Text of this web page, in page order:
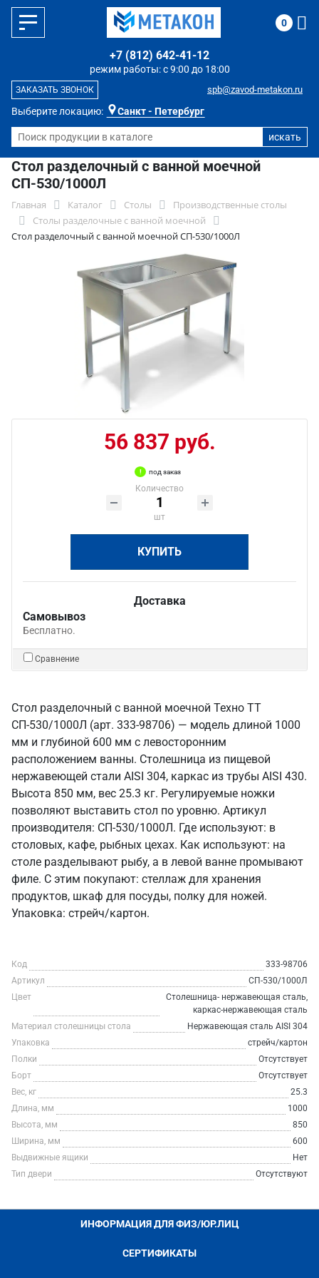
Выберите локацию: Санкт - Петербург
режим работы: с 9:00 до 18:00
+7 (812) 642-41-12
spb@zavod-metakon.ru
ЗАКАЗАТЬ ЗВОНОК
0
Стол разделочный с ванной моечной
СП-530/1000Л
Главная Каталог Столы
Производственные столы
Столы разделочные с ванной моечной
Стол разделочный с ванной моечной СП-530/1000Л
56 837 руб.
под заказ
Количество
шт
КУПИТЬ
Доставка
Самовывоз
Бесплатно.
Сравнение
Стол разделочный с ванной моечной Техно ТТ
СП-530/1000Л (арт. 333-98706) — модель длиной 1000
мм и глубиной 600 мм с левосторонним
расположением ванны. Столешница из пищевой
нержавеющей стали AISI 304, каркас из трубы AISI 430.
Высота 850 мм, вес 25.3 кг. Регулируемые ножки
позволяют выставить стол по уровню. Артикул
производителя: СП-530/1000Л. Где используют: в
столовых, кафе, рыбных цехах. Как используют: на
столе разделывают рыбу, а в левой ванне промывают
филе. С этим покупают: стеллаж для хранения
продуктов, шкаф для посуды, полку для ножей.
Упаковка: стрейч/картон.
Код
333-98706
Артикул
СП-530/1000Л
Цвет
Столешница- нержавеющая сталь,
каркас-нержавеющая сталь
Материал столешницы стола
Нержавеющая сталь AISI 304
Упаковка
стрейч/картон
Полки
Отсутствует
Борт
Отсутствует
Вес, кг
25.3
Длина, мм
1000
Высота, мм
850
Ширина, мм
600
Выдвижные ящики
Нет
Тип двери
Отсутствуют
ИНФОРМАЦИЯ ДЛЯ ФИЗ/ЮР.ЛИЦ
СЕРТИФИКАТЫ